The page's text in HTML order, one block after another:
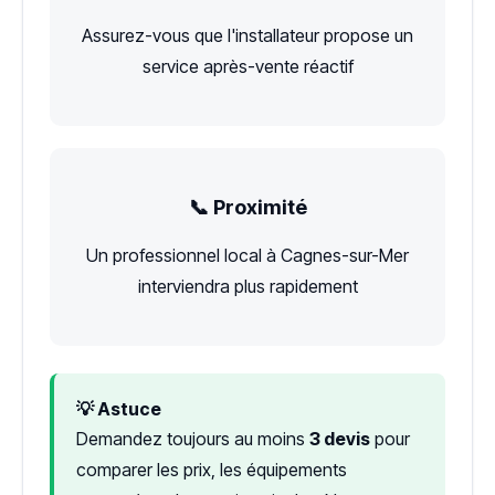
Assurez-vous que l'installateur propose un
service après-vente réactif
📞 Proximité
Un professionnel local à Cagnes-sur-Mer
interviendra plus rapidement
💡 Astuce
Demandez toujours au moins 3 devis pour
comparer les prix, les équipements